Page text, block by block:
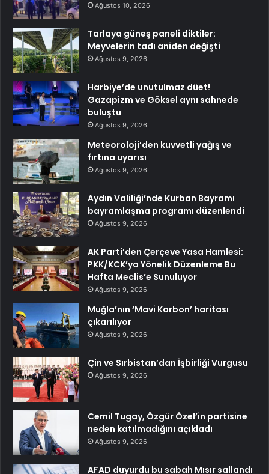
Ağustos 10, 2026
Tarlaya güneş paneli diktiler:
Meyvelerin tadı aniden değişti
Ağustos 9, 2026
Harbiye’de unutulmaz düet!
Gazapizm ve Göksel aynı sahnede
buluştu
Ağustos 9, 2026
Meteoroloji’den kuvvetli yağış ve
fırtına uyarısı
Ağustos 9, 2026
Aydın Valiliği’nde Kurban Bayramı
bayramlaşma programı düzenlendi
Ağustos 9, 2026
AK Parti’den Çerçeve Yasa Hamlesi:
PKK/KCK’ya Yönelik Düzenleme Bu
Hafta Meclis’e Sunuluyor
Ağustos 9, 2026
Muğla’nın ‘Mavi Karbon’ haritası
çıkarılıyor
Ağustos 9, 2026
Çin ve Sırbistan’dan İşbirliği Vurgusu
Ağustos 9, 2026
Cemil Tugay, Özgür Özel’in partisine
neden katılmadığını açıkladı
Ağustos 9, 2026
AFAD duyurdu bu sabah Mısır sallandı